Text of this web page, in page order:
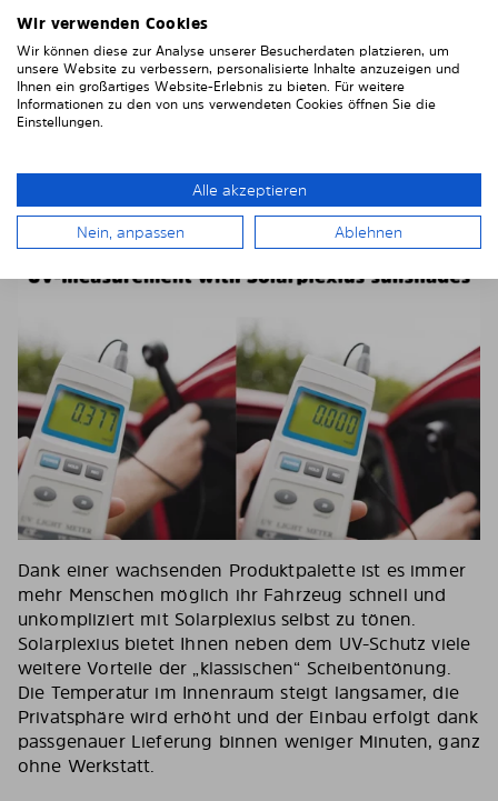
Auch die Scheibentönung von Solarplexius hat
allerbeste UV-Schutz Eigenschaften.Mit Solarplexius
werden 99,8% der UV-A und UV-B Strahlen blockiert.
Mit einer so beeindruckenden Rate der UV-
andere Tönungs-Optionen auf dem Markt und bietet
einen unvergleichlichen Schutz sowohl vor UV-A als
auch UV-B-Strahlung.
Dank einer wachsenden Produktpalette ist es immer
mehr Menschen möglich ihr Fahrzeug schnell und
unkompliziert mit Solarplexius selbst zu tönen.
Solarplexius bietet Ihnen neben dem UV-Schutz viele
weitere Vorteile der „klassischen“ Scheibentönung.
Die Temperatur im Innenraum steigt langsamer, die
Privatsphäre wird erhöht und der Einbau erfolgt dank
passgenauer Lieferung binnen weniger Minuten, ganz
ohne Werkstatt.
Wir verwenden Cookies
Wir können diese zur Analyse unserer Besucherdaten platzieren, um
unsere Website zu verbessern, personalisierte Inhalte anzuzeigen und
Ihnen ein großartiges Website-Erlebnis zu bieten. Für weitere
Informationen zu den von uns verwendeten Cookies öffnen Sie die
Einstellungen.
Alle akzeptieren
Nein, anpassen Ablehnen